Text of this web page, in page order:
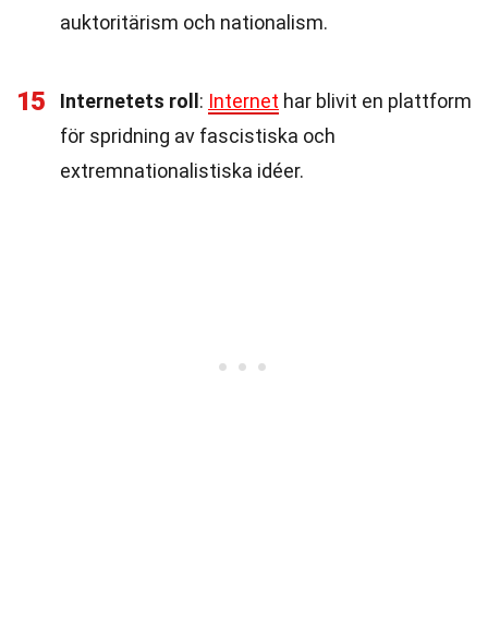
auktoritärism och nationalism.
15 Internetets roll : Internet har blivit en plattform
för spridning av fascistiska och
extremnationalistiska idéer.